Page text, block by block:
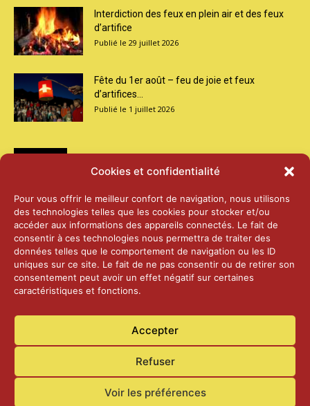
Cookies et confidentialité
Pour vous offrir le meilleur confort de navigation, nous utilisons
des technologies telles que les cookies pour stocker et/ou
accéder aux informations des appareils connectés. Le fait de
consentir à ces technologies nous permettra de traiter des
données telles que le comportement de navigation ou les ID
uniques sur ce site. Le fait de ne pas consentir ou de retirer son
consentement peut avoir un effet négatif sur certaines
caractéristiques et fonctions.
Accepter
Refuser
Voir les préférences
Interdiction des feux en plein air et des feux
d’artifice
29 juillet 2026
Fête du 1er août – feu de joie et feux
d’artifices...
1 juillet 2026
2026 – Laiterie d’Orsières et Abbaye de St-
Maurice
25 juin 2026
2025 – Palais Fédéral – Berne
25 juin 2026
Aînés – Noël 2024